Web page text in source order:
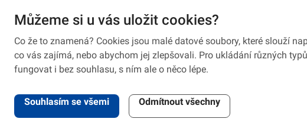
2026 © VeV-VA Vyškov • Informace jsou poskytovány v souladu se
Můžeme si u vás uložit cookies?
Co že to znamená? Cookies jsou malé datové soubory, které slouží
co vás zajímá, nebo abychom jej zlepšovali. Pro ukládání různých
fungovat i bez souhlasu, s ním ale o něco lépe.
Souhlasím se všemi Odmítnout všechny